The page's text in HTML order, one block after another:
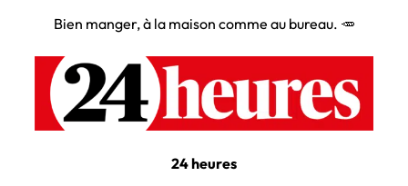
Bien manger, à la maison comme au bureau. 🥕
24 heures